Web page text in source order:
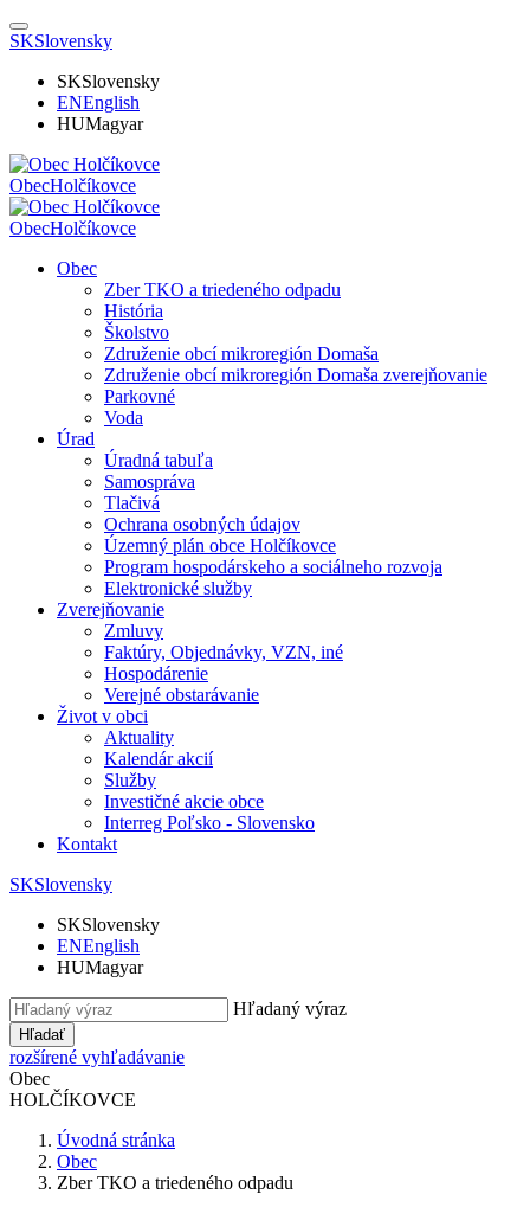
SKSlovensky
SKSlovensky
ENEnglish
HUMagyar
ObecHolčíkovce
ObecHolčíkovce
Obec
Zber TKO a triedeného odpadu
História
Školstvo
Združenie obcí mikroregión Domaša
Združenie obcí mikroregión Domaša zverejňovanie
Parkovné
Voda
Úrad
Úradná tabuľa
Samospráva
Tlačivá
Ochrana osobných údajov
Územný plán obce Holčíkovce
Program hospodárskeho a sociálneho rozvoja
Elektronické služby
Zverejňovanie
Zmluvy
Faktúry, Objednávky, VZN, iné
Hospodárenie
Verejné obstarávanie
Život v obci
Aktuality
Kalendár akcií
Služby
Investičné akcie obce
Interreg Poľsko - Slovensko
Kontakt
SKSlovensky
SKSlovensky
ENEnglish
HUMagyar
Hľadaný výraz
Hľadať
rozšírené vyhľadávanie
Obec
HOLČÍKOVCE
Úvodná stránka
Obec
Zber TKO a triedeného odpadu